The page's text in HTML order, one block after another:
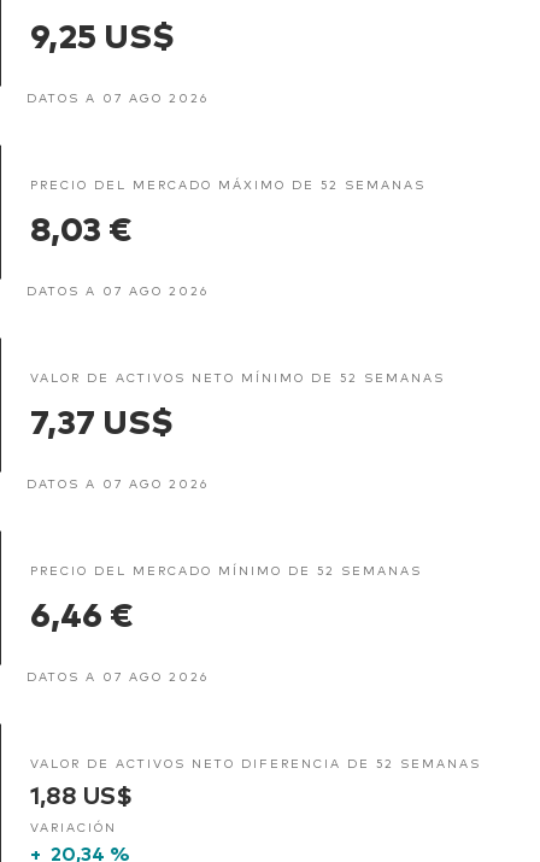
9,25 US$
DATOS A 07 AGO 2026
PRECIO DEL MERCADO MÁXIMO DE 52 SEMANAS
8,03 €
DATOS A 07 AGO 2026
VALOR DE ACTIVOS NETO MÍNIMO DE 52 SEMANAS
7,37 US$
DATOS A 07 AGO 2026
PRECIO DEL MERCADO MÍNIMO DE 52 SEMANAS
6,46 €
DATOS A 07 AGO 2026
VALOR DE ACTIVOS NETO DIFERENCIA DE 52 SEMANAS
1,88 US$
VARIACIÓN
+ 20,34 %